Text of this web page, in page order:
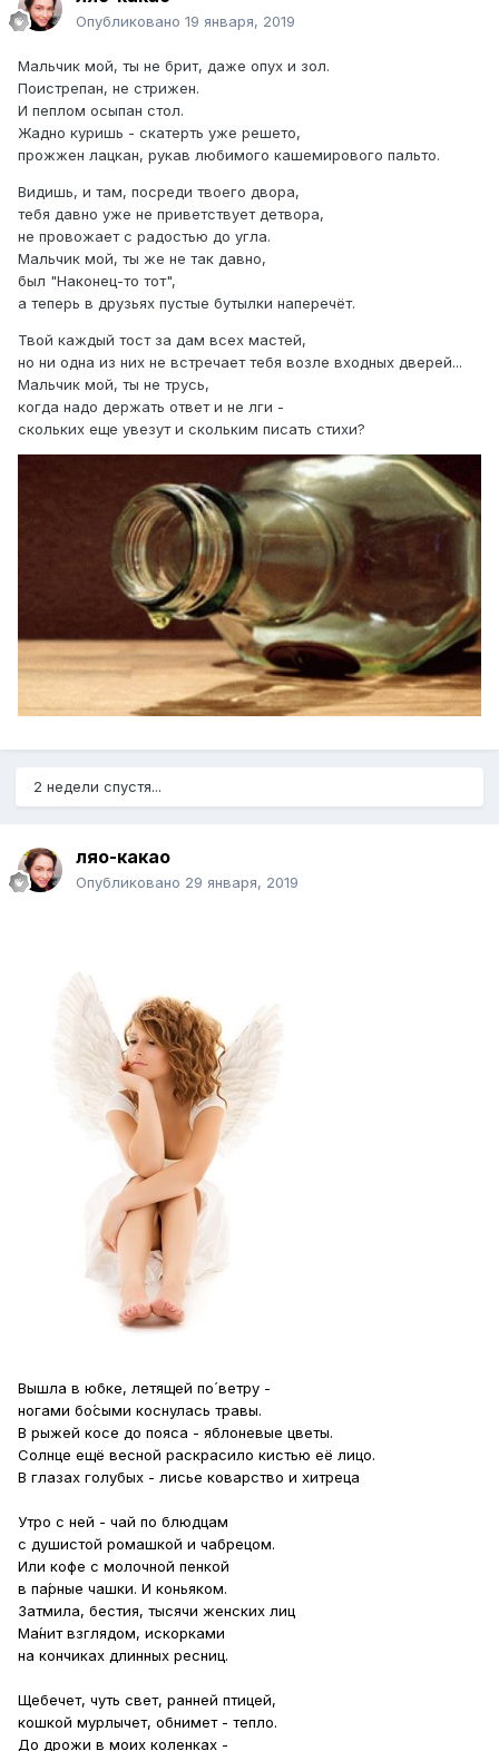
Опубликовано 19 января, 2019
Мальчик мой, ты не брит, даже опух и зол.
Поистрепан, не стрижен.
И пеплом осыпан стол.
Жадно куришь - скатерть уже решето,
прожжен лацкан, рукав любимого кашемирового пальто.
Видишь, и там, посреди твоего двора,
тебя давно уже не приветствует детвора,
не провожает с радостью до угла.
Мальчик мой, ты же не так давно,
был "Наконец-то тот",
а теперь в друзьях пустые бутылки наперечёт.
Твой каждый тост за дам всех мастей,
но ни одна из них не встречает тебя возле входных дверей...
Мальчик мой, ты не трусь,
когда надо держать ответ и не лги -
скольких еще увезут и скольким писать стихи?
2 недели спустя...
ляо-какао
Опубликовано 29 января, 2019
Вышла в юбке, летящей по́ ветру -
ногами бо́сыми коснулась травы.
В рыжей косе до пояса - яблоневые цветы.
Солнце ещё весной раскрасило кистью её лицо.
В глазах голубых - лисье коварство и хитреца
Утро с ней - чай по блюдцам
с душистой ромашкой и чабрецом.
Или кофе с молочной пенкой
в па́рные чашки. И коньяком.
Затмила, бестия, тысячи женских лиц
Ма́нит взглядом, искорками
на кончиках длинных ресниц.
Щебечет, чуть свет, ранней птицей,
кошкой мурлычет, обнимет - тепло.
До дрожи в моих коленках -